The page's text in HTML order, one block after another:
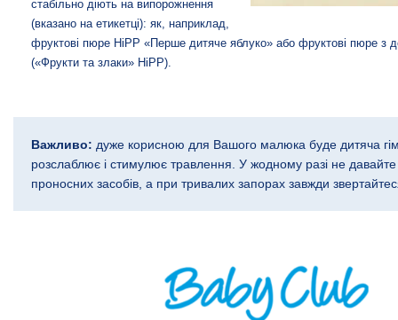
стабільно діють на випорожнення
(вказано на етикетці): як, наприклад,
фруктові пюре HiPP «Перше дитяче яблуко» або фруктові пюре з
(«Фрукти та злаки» HiPP).
Важливо: дуже корисною для Вашого малюка буде дитяча
розслаблює і стимулює травлення. У жодному разі не
проносних засобів, а при тривалих запорах завжди